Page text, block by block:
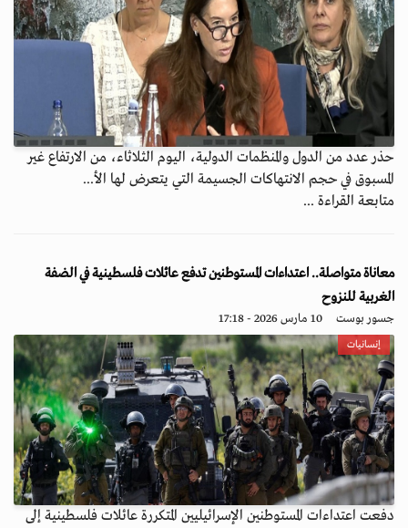
حذر عدد من الدول والمنظمات الدولية، اليوم الثلاثاء، من الارتفاع غير
المسبوق في حجم الانتهاكات الجسيمة التي يتعرض لها الأ...
متابعة القراءة ...
معاناة متواصلة.. اعتداءات المستوطنين تدفع عائلات فلسطينية في الضفة
الغربية للنزوح
جسور بوست 10 مارس 2026 - 17:18
إنسانيات
دفعت اعتداءات المستوطنين الإسرائيليين المتكررة عائلات فلسطينية إلى